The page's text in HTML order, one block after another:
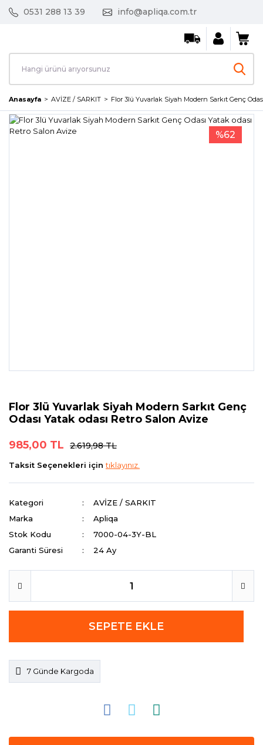
0531 288 13 39 info@apliqa.com.tr
Anasayfa AVİZE / SARKIT Flor 3lü Yuvarlak Siyah Modern Sarkıt Genç
%62
Flor 3lü Yuvarlak Siyah Modern Sarkıt Genç
Odası Yatak odası Retro Salon Avize
985,00 TL
2.619,98 TL
Taksit Seçenekleri içintıklayınız.
Kategori
AVİZE / SARKIT
Marka
Apliqa
Stok Kodu
7000-04-3Y-BL
Garanti Süresi
24 Ay
SEPETE EKLE
7 Günde Kargoda